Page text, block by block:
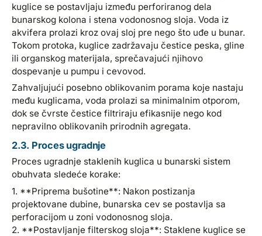
kuglice se postavljaju između perforiranog dela
bunarskog kolona i stena vodonosnog sloja. Voda iz
akvifera prolazi kroz ovaj sloj pre nego što uđe u bunar.
Tokom protoka, kuglice zadržavaju čestice peska, gline
ili organskog materijala, sprečavajući njihovo
dospevanje u pumpu i cevovod.
Zahvaljujući posebno oblikovanim porama koje nastaju
među kuglicama, voda prolazi sa minimalnim otporom,
dok se čvrste čestice filtriraju efikasnije nego kod
nepravilno oblikovanih prirodnih agregata.
2.3. Proces ugradnje
Proces ugradnje staklenih kuglica u bunarski sistem
obuhvata sledeće korake:
1. **Priprema bušotine**: Nakon postizanja
projektovane dubine, bunarska cev se postavlja sa
perforacijom u zoni vodonosnog sloja.
2. **Postavljanje filterskog sloja**: Staklene kuglice se